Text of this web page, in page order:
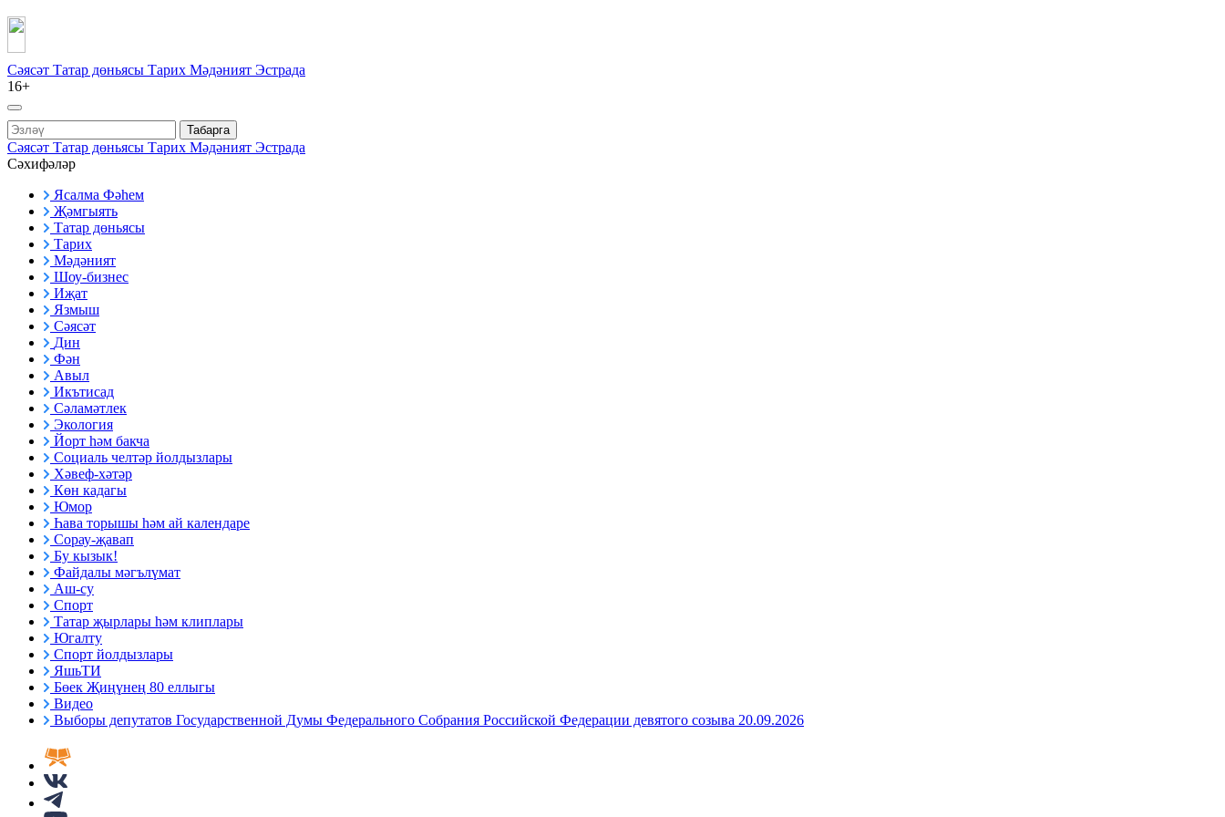
Сәясәт Татар дөньясы Тарих Мәдәният Эстрада
16+
Табарга
Сәясәт Татар дөньясы Тарих Мәдәният Эстрада
Сәхифәләр
Ясалма Фәһем
Җәмгыять
Татар дөньясы
Тарих
Мәдәният
Шоу-бизнес
Иҗат
Язмыш
Сәясәт
Дин
Фән
Авыл
Икътисад
Сәламәтлек
Экология
Йорт һәм бакча
Социаль челтәр йолдызлары
Хәвеф-хәтәр
Көн кадагы
Юмор
Һава торышы һәм ай календаре
Сорау-җавап
Бу кызык!
Файдалы мәгълүмат
Аш-су
Спорт
Татар җырлары һәм клиплары
Югалту
Спорт йолдызлары
ЯшьТИ
Бөек Җиңүнең 80 еллыгы
Видео
Выборы депутатов Государственной Думы Федерального Собрания Российской Федерации девятого созыва 20.09.2026